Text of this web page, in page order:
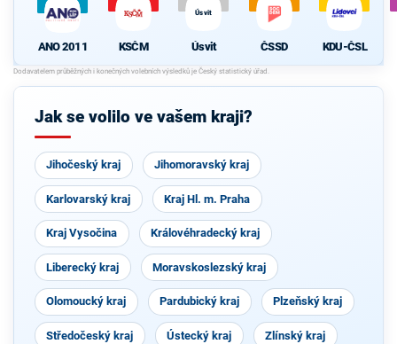
ANO 2011 KSČM
Úsvit
Úsvit ČSSD KDU-ČSL
Jak se volilo ve vašem kraji?
Jihočeský kraj Jihomoravský kraj
Karlovarský kraj Kraj Hl. m. Praha
Kraj Vysočina Královéhradecký kraj
Liberecký kraj Moravskoslezský kraj
Olomoucký kraj Pardubický kraj Plzeňský kraj
Středočeský kraj Ústecký kraj Zlínský kraj